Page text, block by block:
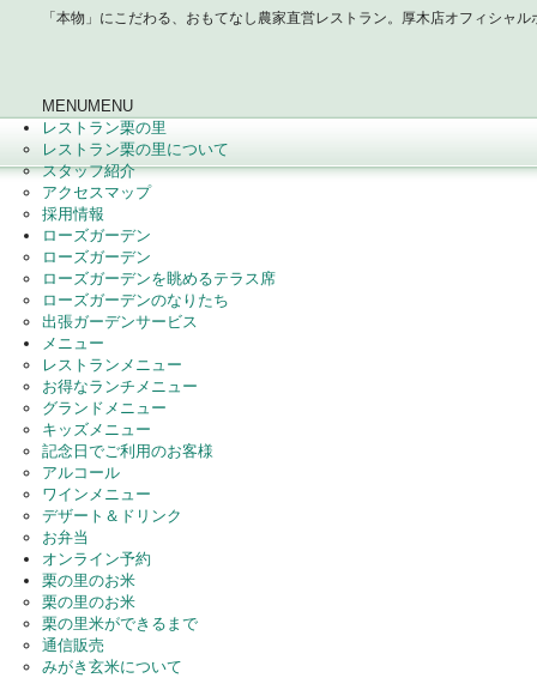
「本物」にこだわる、おもてなし農家直営レストラン。厚木店オフィシャル
MENUMENU
レストラン栗の里
レストラン栗の里について
スタッフ紹介
アクセスマップ
採用情報
ローズガーデン
ローズガーデン
ローズガーデンを眺めるテラス席
ローズガーデンのなりたち
出張ガーデンサービス
メニュー
レストランメニュー
お得なランチメニュー
グランドメニュー
キッズメニュー
記念日でご利用のお客様
アルコール
ワインメニュー
デザート＆ドリンク
お弁当
オンライン予約
栗の里のお米
栗の里のお米
栗の里米ができるまで
通信販売
みがき玄米について